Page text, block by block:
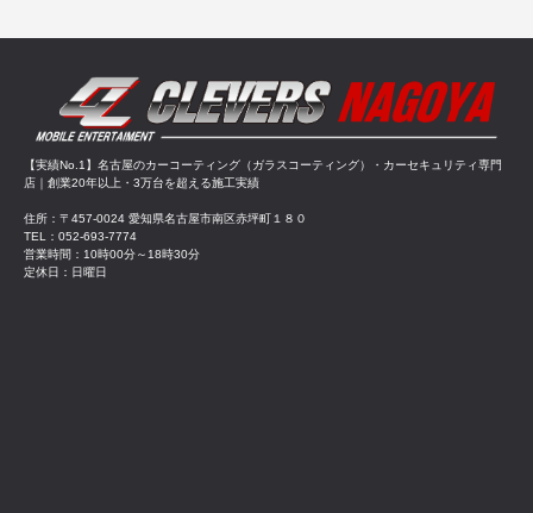
【実績No.1】名古屋のカーコーティング（ガラスコーティング）・カーセキュリティ専門
店｜創業20年以上・3万台を超える施工実績
住所：〒457-0024 愛知県名古屋市南区赤坪町１８０
TEL：052-693-7774
営業時間：10時00分～18時30分
定休日：日曜日